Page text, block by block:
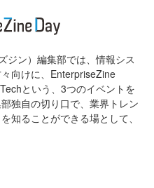
ジン）編集部では、情報シス
向けに、EnterpriseZine
という、3つのイベントを
独自の切り口で、業界トレン
知ることができる場として、